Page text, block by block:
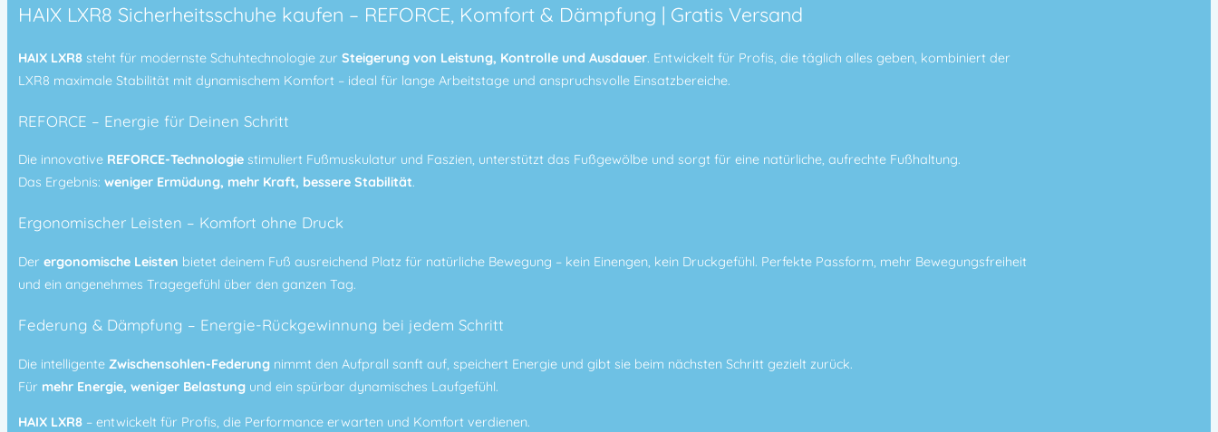
HAIX LXR8 Sicherheitsschuhe kaufen – REFORCE, Komfort & Dämpfung | Gratis Versand
HAIX LXR8 steht für modernste Schuhtechnologie zur Steigerung von Leistung, Kontrolle und Ausdauer. Entwickelt für Profis, die täglich alles geben, kombiniert der
LXR8 maximale Stabilität mit dynamischem Komfort – ideal für lange Arbeitstage und anspruchsvolle Einsatzbereiche.
REFORCE – Energie für Deinen Schritt
Die innovative REFORCE-Technologie stimuliert Fußmuskulatur und Faszien, unterstützt das Fußgewölbe und sorgt für eine natürliche, aufrechte Fußhaltung.
Das Ergebnis: weniger Ermüdung, mehr Kraft, bessere Stabilität.
Ergonomischer Leisten – Komfort ohne Druck
Der ergonomische Leisten bietet deinem Fuß ausreichend Platz für natürliche Bewegung – kein Einengen, kein Druckgefühl. Perfekte Passform, mehr Bewegungsfreiheit
und ein angenehmes Tragegefühl über den ganzen Tag.
Federung & Dämpfung – Energie-Rückgewinnung bei jedem Schritt
Die intelligente Zwischensohlen-Federung nimmt den Aufprall sanft auf, speichert Energie und gibt sie beim nächsten Schritt gezielt zurück.
Für mehr Energie, weniger Belastung und ein spürbar dynamisches Laufgefühl.
HAIX LXR8 – entwickelt für Profis, die Performance erwarten und Komfort verdienen.